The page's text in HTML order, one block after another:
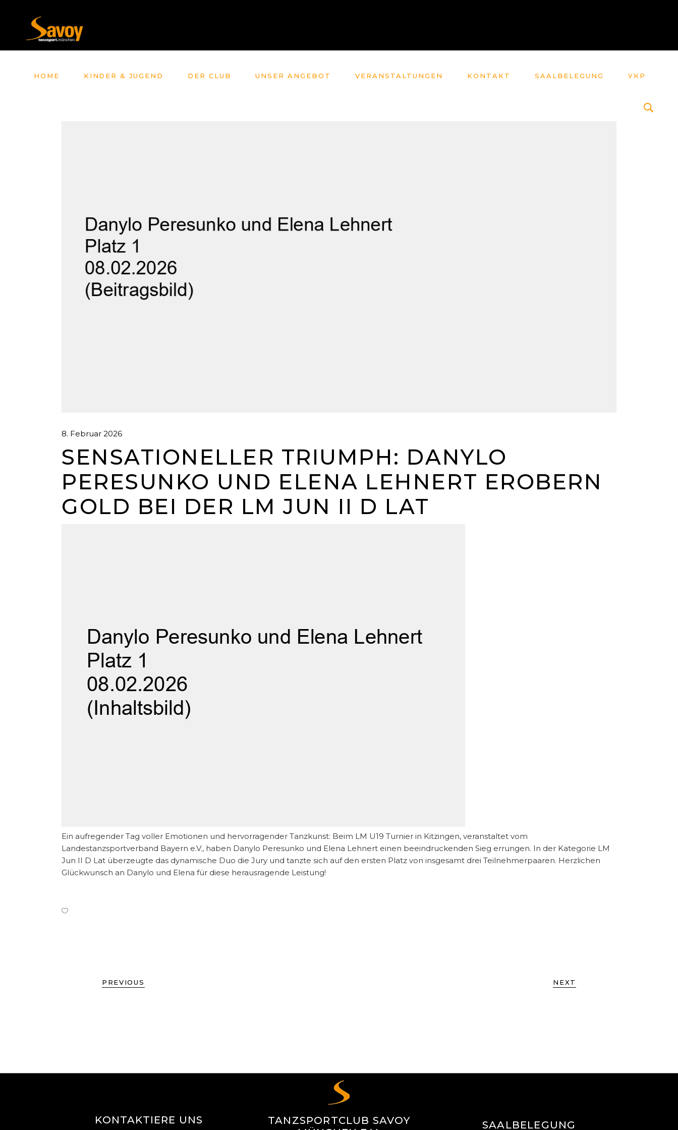
HOME KINDER & JUGEND DER CLUB UNSER ANGEBOT VERANSTALTUNGEN KONTAKT SAALBELEGUNG УКР
8. Februar 2026
SENSATIONELLER TRIUMPH: DANYLO
PERESUNKO UND ELENA LEHNERT EROBERN
GOLD BEI DER LM JUN II D LAT
Ein aufregender Tag voller Emotionen und hervorragender Tanzkunst: Beim LM U19 Turnier in Kitzingen, veranstaltet vom
Landestanzsportverband Bayern e.V., haben Danylo Peresunko und Elena Lehnert einen beeindruckenden Sieg errungen. In der Kategorie LM
Jun II D Lat überzeugte das dynamische Duo die Jury und tanzte sich auf den ersten Platz von insgesamt drei Teilnehmerpaaren. Herzlichen
Glückwunsch an Danylo und Elena für diese herausragende Leistung!
PREVIOUS NEXT
KONTAKTIERE UNS
TANZSPORTCLUB SAVOY
SAALBELEGUNG